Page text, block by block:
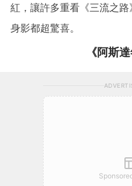
紅，讓許多重看《三流之
身影都超驚喜。
《阿斯